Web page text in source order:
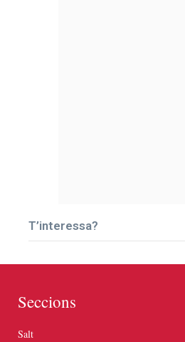
T’interessa?
Seccions
Salt